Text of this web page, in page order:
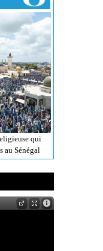
qui
au Sénégal